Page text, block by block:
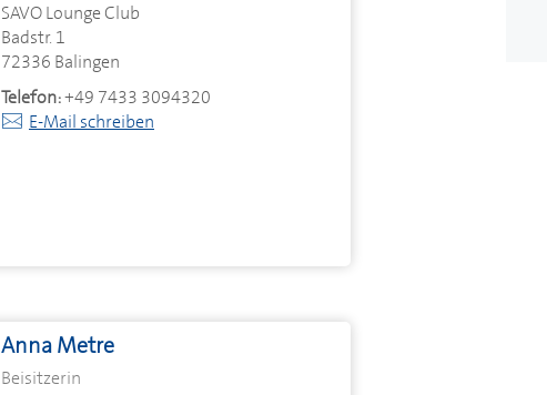
SAVO Lounge Club
Badstr. 1
72336 Balingen
Telefon:+49 7433 3094320
E-Mail schreiben
Anna Metre
Beisitzerin